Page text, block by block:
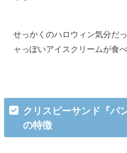
せっかくのハロウィン気分だ
ャっぽいアイスクリームが食
クリスピーサンド『パ
の特徴